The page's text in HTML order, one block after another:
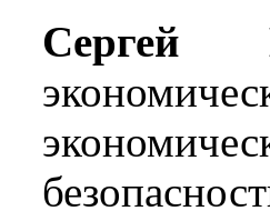
Сергей